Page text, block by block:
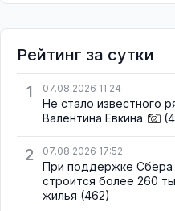
Рейтинг за сутки
1
07.08.2026 11:24
Не стало известного
Валентина Евкина
2 07.08.2026 17:52
При поддержке Сбера
строится более 260
жилья (462)